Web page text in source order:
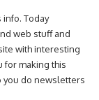
info. Today
web stuff and
with interesting
for making this
you do newsletters